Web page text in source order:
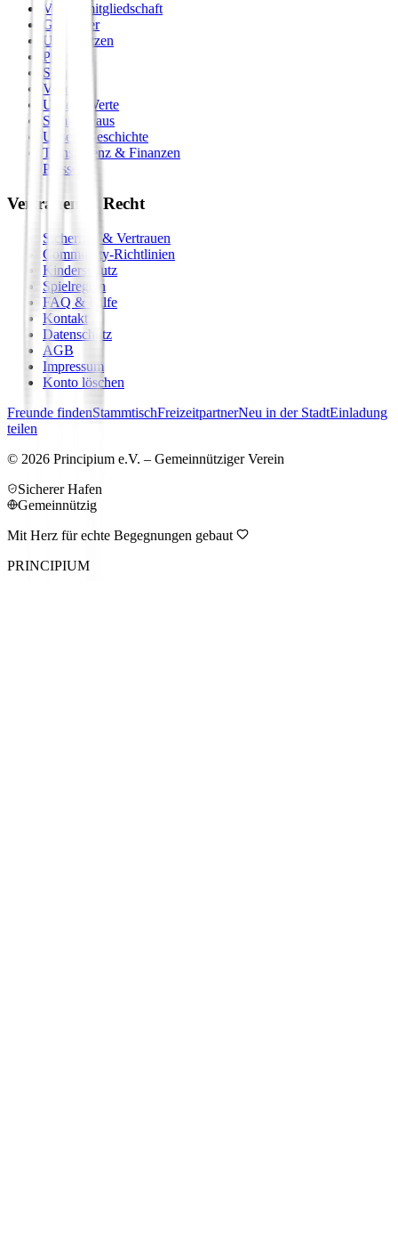
Vereinsmitgliedschaft
Gastgeber
Unterstützen
Premium
Shop
Vision
Unsere Werte
Seminarhaus
Unsere Geschichte
Transparenz & Finanzen
Presse
Vertrauen & Recht
Sicherheit & Vertrauen
Community-Richtlinien
Kinderschutz
Spielregeln
FAQ & Hilfe
Kontakt
Datenschutz
AGB
Impressum
Konto löschen
Freunde findenStammtischFreizeitpartnerNeu in der StadtEinladung
teilen
© 2026 Principium e.V. – Gemeinnütziger Verein
Sicherer Hafen
Gemeinnützig
Mit Herz für echte Begegnungen gebaut
PRINCIPIUM